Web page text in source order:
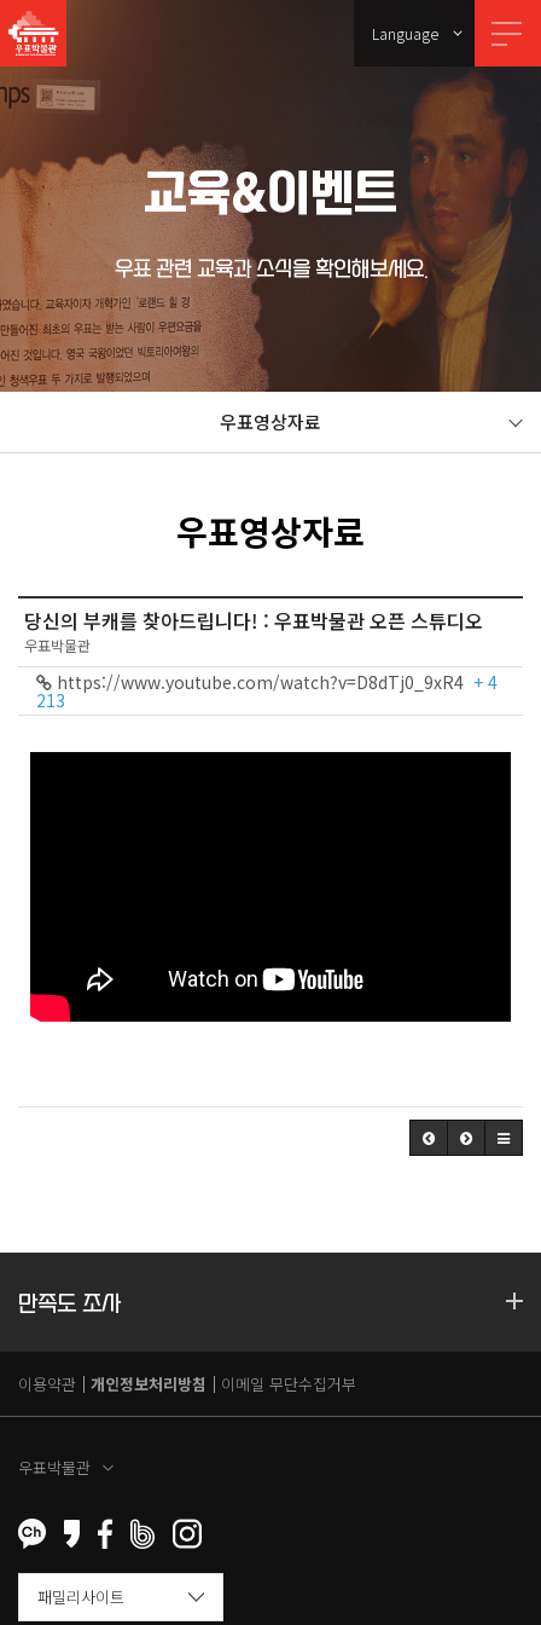
Language
교육&이벤트
우표 관련 교육과 소식을 확인해보세요.
우표영상자료
우표영상자료
당신의 부캐를 찾아드립니다! : 우표박물관 오픈 스튜디오
우표박물관
https://www.youtube.com/watch?v=D8dTj0_9xR4 + 4
213
만족도 조사
이용약관 개인정보처리방침 이메일 무단수집거부
우표박물관